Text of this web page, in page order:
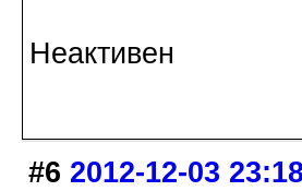
Неактивен
#6 2012-12-03